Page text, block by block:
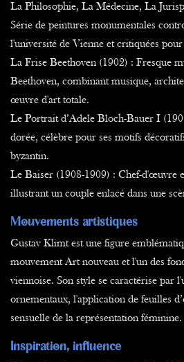
La Philosophie, La Médecine, La
Série de peintures monumentales
l'université de Vienne et critiquées
La Frise Beethoven (1902) : Fresque
Beethoven, combinant musique,
œuvre d'art totale.
Le Portrait d’Adele Bloch-Bauer I
dorée, célèbre pour ses motifs
byzantin.
Le Baiser (1908-1909) : Chef-d'œuvre
illustrant un couple enlacé dans une
Mouvements artistiques
Gustav Klimt est une figure
mouvement Art nouveau et l'un des
viennoise. Son style se caractérise par
ornementaux, l'application de feuilles
sensuelle de la représentation féminine.
Inspiration, influence